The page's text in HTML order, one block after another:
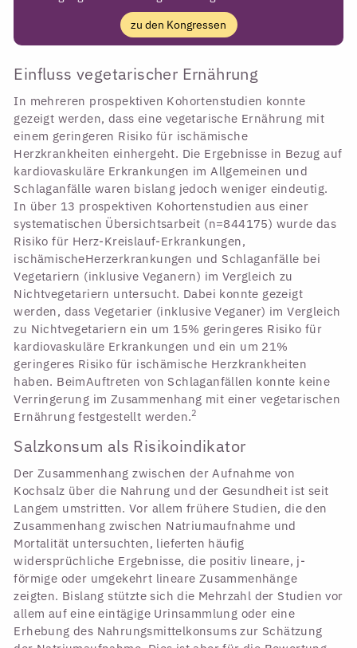
zu den Kongressen
Einfluss vegetarischer Ernährung
In mehreren prospektiven Kohortenstudien konnte
gezeigt werden, dass eine vegetarische Ernährung mit
einem geringeren Risiko für ischämische
Herzkrankheiten einhergeht. Die Ergebnisse in Bezug auf
kardiovaskuläre Erkrankungen im Allgemeinen und
Schlaganfälle waren bislang jedoch weniger eindeutig.
In über 13 prospektiven Kohortenstudien aus einer
systematischen Übersichtsarbeit (n=844175) wurde das
Risiko für Herz-Kreislauf-Erkrankungen,
ischämischeHerzerkrankungen und Schlaganfälle bei
Vegetariern (inklusive Veganern) im Vergleich zu
Nichtvegetariern untersucht. Dabei konnte gezeigt
werden, dass Vegetarier (inklusive Veganer) im Vergleich
zu Nichtvegetariern ein um 15% geringeres Risiko für
kardiovaskuläre Erkrankungen und ein um 21%
geringeres Risiko für ischämische Herzkrankheiten
haben. BeimAuftreten von Schlaganfällen konnte keine
Verringerung im Zusammenhang mit einer vegetarischen
Ernährung festgestellt werden.2
Salzkonsum als Risikoindikator
Der Zusammenhang zwischen der Aufnahme von
Kochsalz über die Nahrung und der Gesundheit ist seit
Langem umstritten. Vor allem frühere Studien, die den
Zusammenhang zwischen Natriumaufnahme und
Mortalität untersuchten, lieferten häufig
widersprüchliche Ergebnisse, die positiv lineare, j-
förmige oder umgekehrt lineare Zusammenhänge
zeigten. Bislang stützte sich die Mehrzahl der Studien vor
allem auf eine eintägige Urinsammlung oder eine
Erhebung des Nahrungsmittelkonsums zur Schätzung